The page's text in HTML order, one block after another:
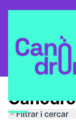
Qui som?
Filtrar i cercar